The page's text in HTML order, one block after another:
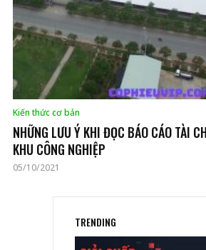
Kiến thức cơ bản
NHỮNG LƯU Ý KHI ĐỌC BÁO CÁO TÀI
KHU CÔNG NGHIỆP
05/10/2021
TRENDING